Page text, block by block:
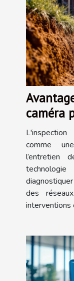
caméra
comme
l’entretien
des
interventions